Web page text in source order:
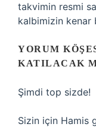
takvimin resmi
kalbimizin kenar
YORUM
KATILACAK
Şimdi top sizde!
Sizin için Hamis